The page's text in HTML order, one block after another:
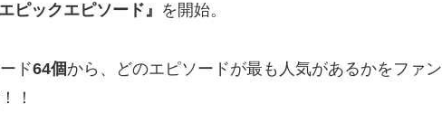
ピックエピソード』 を開始。
ド64個 から、どのエピソードが最も人気があるかをファン
！